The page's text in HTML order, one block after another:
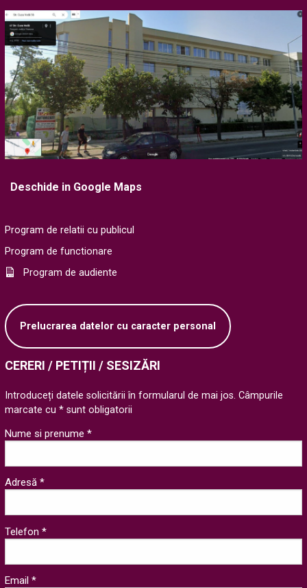
Deschide in Google Maps
Program de relatii cu publicul
Program de functionare
Program de audiente
Prelucrarea datelor cu caracter personal
CERERI / PETIȚII / SESIZĂRI
Introduceți datele solicitării în formularul de mai jos. Câmpurile
marcate cu * sunt obligatorii
Nume si prenume *
Adresă *
Telefon *
Email *